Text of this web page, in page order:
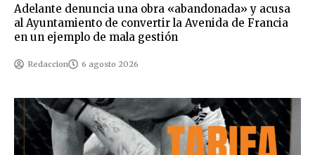
Adelante denuncia una obra «abandonada» y acusa
al Ayuntamiento de convertir la Avenida de Francia
en un ejemplo de mala gestión
Redaccion 6 agosto 2026